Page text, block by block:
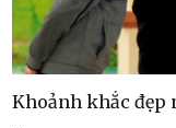
Khoảnh khắc đẹp